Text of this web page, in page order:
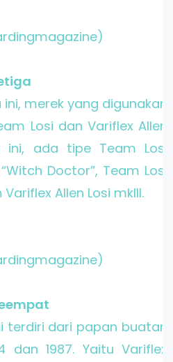
merek yang digunakan
Losi dan Variflex Allen
ini, ada tipe Team Losi
Doctor”, Team Losi
Allen Losi mkIII.
terdiri dari papan buatan
dan 1987. Yaitu Variflex